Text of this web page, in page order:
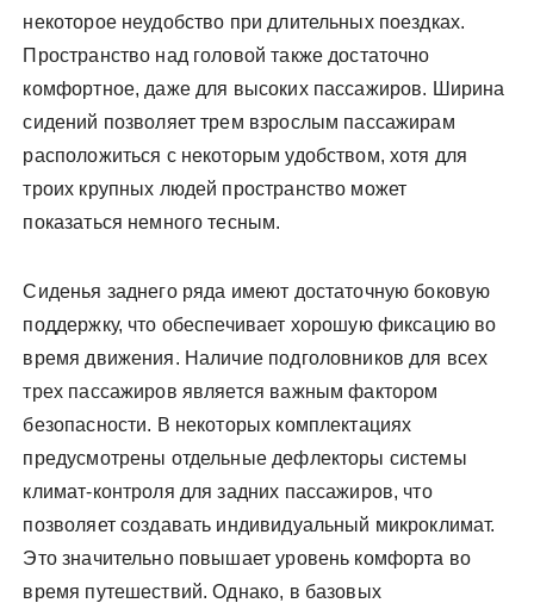
некоторое неудобство при длительных поездках.
Пространство над головой также достаточно
комфортное, даже для высоких пассажиров. Ширина
сидений позволяет трем взрослым пассажирам
расположиться с некоторым удобством, хотя для
троих крупных людей пространство может
показаться немного тесным.
Сиденья заднего ряда имеют достаточную боковую
поддержку, что обеспечивает хорошую фиксацию во
время движения. Наличие подголовников для всех
трех пассажиров является важным фактором
безопасности. В некоторых комплектациях
предусмотрены отдельные дефлекторы системы
климат-контроля для задних пассажиров, что
позволяет создавать индивидуальный микроклимат.
Это значительно повышает уровень комфорта во
время путешествий. Однако, в базовых